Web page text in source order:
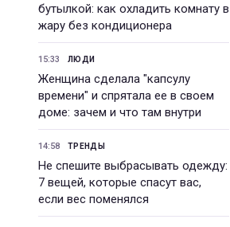
бутылкой: как охладить комнату в
жару без кондиционера
15:33 ЛЮДИ
Женщина сделала "капсулу
времени" и спрятала ее в своем
доме: зачем и что там внутри
14:58 ТРЕНДЫ
Не спешите выбрасывать одежду:
7 вещей, которые спасут вас,
если вес поменялся